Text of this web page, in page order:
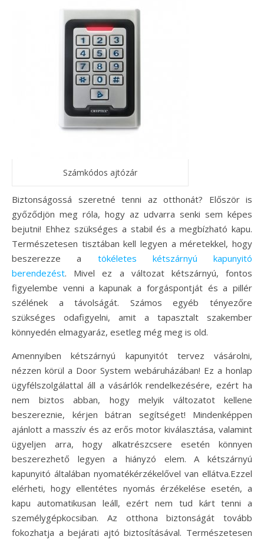
Számkódos ajtózár
Biztonságossá szeretné tenni az otthonát? Először is
győződjön meg róla, hogy az udvarra senki sem képes
bejutni! Ehhez szükséges a stabil és a megbízható kapu.
Természetesen tisztában kell legyen a méretekkel, hogy
beszerezze a tökéletes kétszárnyú kapunyitó
berendezést. Mivel ez a változat kétszárnyú, fontos
figyelembe venni a kapunak a forgáspontját és a pillér
szélének a távolságát. Számos egyéb tényezőre
szükséges odafigyelni, amit a tapasztalt szakember
könnyedén elmagyaráz, esetleg még meg is old.
Amennyiben kétszárnyú kapunyitót tervez vásárolni,
nézzen körül a Door System webáruházában! Ez a honlap
ügyfélszolgálattal áll a vásárlók rendelkezésére, ezért ha
nem biztos abban, hogy melyik változatot kellene
beszereznie, kérjen bátran segítséget! Mindenképpen
ajánlott a masszív és az erős motor kiválasztása, valamint
ügyeljen arra, hogy alkatrészcsere esetén könnyen
beszerezhető legyen a hiányzó elem. A kétszárnyú
kapunyitó általában nyomatékérzékelővel van ellátva.Ezzel
elérheti, hogy ellentétes nyomás érzékelése esetén, a
kapu automatikusan leáll, ezért nem tud kárt tenni a
személygépkocsiban. Az otthona biztonságát tovább
fokozhatja a bejárati ajtó biztosításával. Természetesen